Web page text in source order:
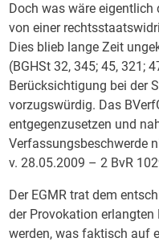
Doch was wäre eigentlich
von einer
Dies blieb lange Zeit
(BGHSt 32, 345; 45, 321;
Berücksichtigung bei der
vorzugswürdig. Das
entgegenzusetzen und
Verfassungsbeschwerde
v. 28.05.2009 – 2 BvR
Der EGMR trat dem
der Provokation
werden, was faktisch auf